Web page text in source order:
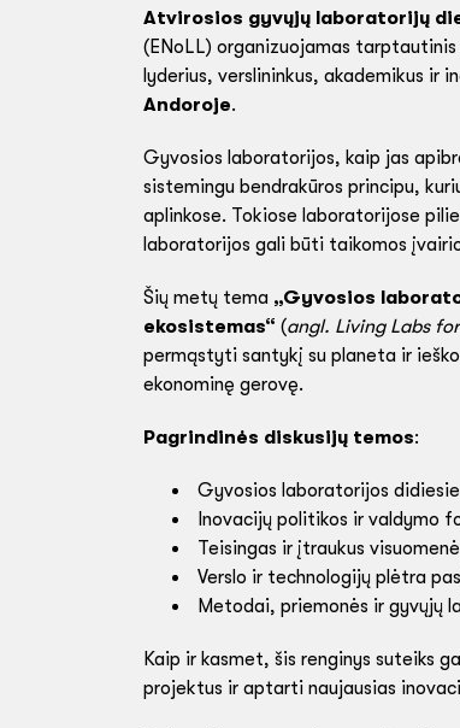
Atvirosios gyvųjų laboratorijų
(ENoLL) organizuojamas
lyderius, verslininkus, akademikus ir
Andoroje.
Gyvosios laboratorijos, kaip jas
sistemingu bendrakūros principu,
aplinkose. Tokiose laboratorijose
laboratorijos gali būti taikomos
Šių metų tema „Gyvosios
ekosistemas“ (angl. Living Labs
permąstyti santykį su planeta ir
ekonominę gerovę.
Pagrindinės diskusijų temos:
Gyvosios laboratorijos
Inovacijų politikos ir valdymo
Teisingas ir įtraukus
Verslo ir technologijų plėtra
Metodai, priemonės ir gyvųjų
Kaip ir kasmet, šis renginys suteiks
projektus ir aptarti naujausias